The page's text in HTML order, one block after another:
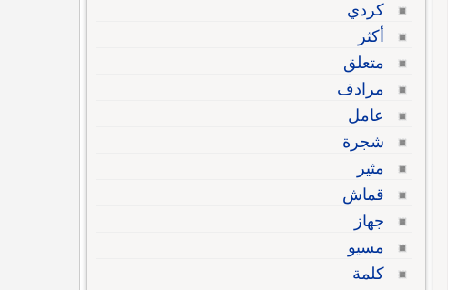
كردي
أكثر
متعلق
مرادف
عامل
شجرة
مثير
قماش
جهاز
مسيو
كلمة